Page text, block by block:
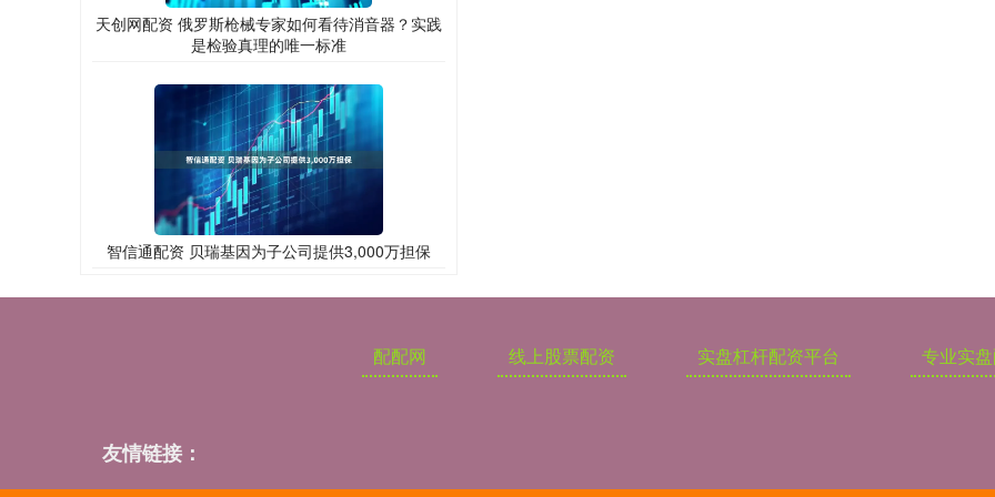
天创网配资 俄罗斯枪械专家如何看待消音器？实践
是检验真理的唯一标准
智信通配资 贝瑞基因为子公司提供3,000万担保
配配网 线上股票配资 实盘杠杆配资平台 专业实
友情链接：